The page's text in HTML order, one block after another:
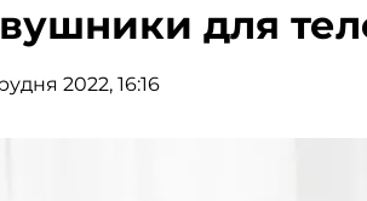
для
2022, 16:16